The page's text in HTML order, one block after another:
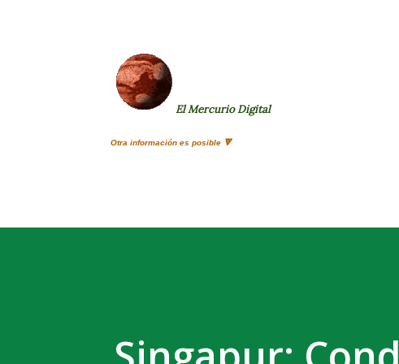
El Mercurio Digital
Otra información es posible 🔻